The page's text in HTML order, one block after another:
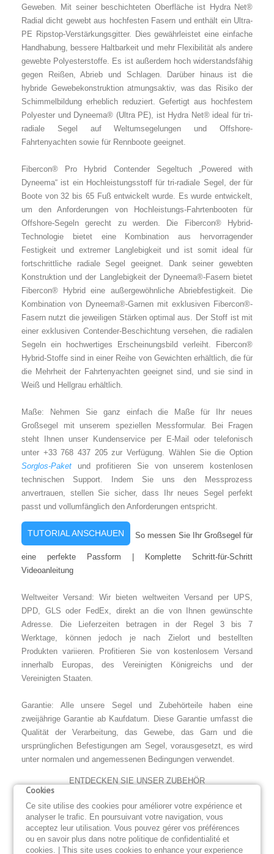
Geweben. Mit seiner beschichteten Oberfläche ist Hydra Net®
Radial dicht gewebt aus hochfesten Fasern und enthält ein Ultra-
PE Ripstop-Verstärkungsgitter. Dies gewährleistet eine einfache
Handhabung, bessere Haltbarkeit und mehr Flexibilität als andere
gewebte Polyesterstoffe. Es ist außerdem hoch widerstandsfähig
gegen Reißen, Abrieb und Schlagen. Darüber hinaus ist die
hybride Gewebekonstruktion atmungsaktiv, was das Risiko der
Schimmelbildung erheblich reduziert. Gefertigt aus hochfestem
Polyester und Dyneema® (Ultra PE), ist Hydra Net® ideal für tri-
radiale Segel auf Weltumsegelungen und Offshore-
Fahrtenyachten sowie für Rennboote geeignet.
Fibercon® Pro Hybrid Contender Segeltuch „Powered with
Dyneema“ ist ein Hochleistungsstoff für tri-radiale Segel, der für
Boote von 32 bis 65 Fuß entwickelt wurde. Es wurde entwickelt,
um den Anforderungen von Hochleistungs-Fahrtenbooten für
Offshore-Segeln gerecht zu werden. Die Fibercon® Hybrid-
Technologie bietet eine Kombination aus hervorragender
Festigkeit und extremer Langlebigkeit und ist somit ideal für
fortschrittliche radiale Segel geeignet. Dank seiner gewebten
Konstruktion und der Langlebigkeit der Dyneema®-Fasern bietet
Fibercon® Hybrid eine außergewöhnliche Abriebfestigkeit. Die
Kombination von Dyneema®-Garnen mit exklusiven Fibercon®-
Fasern nutzt die jeweiligen Stärken optimal aus. Der Stoff ist mit
einer exklusiven Contender-Beschichtung versehen, die radialen
Segeln ein hochwertiges Erscheinungsbild verleiht. Fibercon®
Hybrid-Stoffe sind in einer Reihe von Gewichten erhältlich, die für
die Mehrheit der Fahrtenyachten geeignet sind, und sie sind in
Weiß und Hellgrau erhältlich.
Maße: Nehmen Sie ganz einfach die Maße für Ihr neues
Großsegel mit unserem speziellen Messformular. Bei Fragen
steht Ihnen unser Kundenservice per E-Mail oder telefonisch
unter +33 768 437 205 zur Verfügung. Wählen Sie die Option
Sorglos-Paket und profitieren Sie von unserem kostenlosen
technischen Support. Indem Sie uns den Messprozess
anvertrauen, stellen Sie sicher, dass Ihr neues Segel perfekt
passt und vollumfänglich den Anforderungen entspricht.
TUTORIAL ANSCHAUEN So messen Sie Ihr Großsegel für
eine perfekte Passform | Komplette Schritt-für-Schritt
Videoanleitung
Weltweiter Versand: Wir bieten weltweiten Versand per UPS,
DPD, GLS oder FedEx, direkt an die von Ihnen gewünschte
Adresse. Die Lieferzeiten betragen in der Regel 3 bis 7
Werktage, können jedoch je nach Zielort und bestellten
Produkten variieren. Profitieren Sie von kostenlosem Versand
innerhalb Europas, des Vereinigten Königreichs und der
Vereinigten Staaten.
Garantie: Alle unsere Segel und Zubehörteile haben eine
zweijährige Garantie ab Kaufdatum. Diese Garantie umfasst die
Qualität der Verarbeitung, das Gewebe, das Garn und die
ursprünglichen Befestigungen am Segel, vorausgesetzt, es wird
unter normalen und angemessenen Bedingungen verwendet.
ENTDECKEN SIE UNSER ZUBEHÖR
LAZY BAG GROßSEGELPERSENNING
BOOTSSONNENSEGEL
Cookies
Ce site utilise des cookies pour améliorer votre expérience et
analyser le trafic. En poursuivant votre navigation, vous
acceptez leur utilisation. Vous pouvez gérer vos préférences
ou en savoir plus dans notre politique de confidentialité et
cookies. | This site uses cookies to enhance your experience